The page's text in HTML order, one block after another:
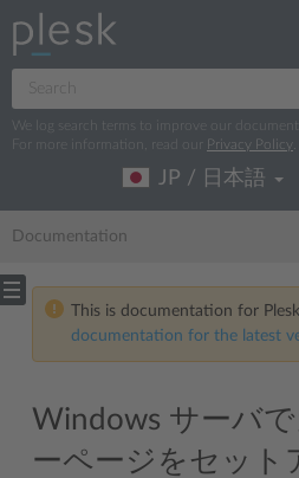
We log search terms to improve our
For more information, read our
Privacy Policy
JP / 日本語
Documentation
This is documentation for
documentation for the latest
Windows サーバ
ーページをセット